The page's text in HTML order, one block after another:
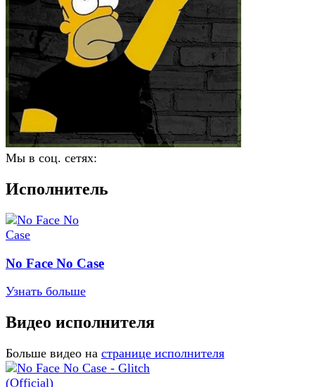
Мы в соц. сетях:
Исполнитель
No Face No Case
Узнать больше
Видео исполнителя
Больше видео на странице исполнителя